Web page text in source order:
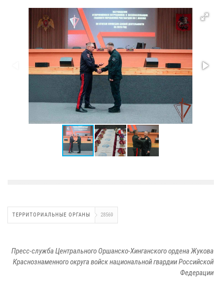
ТЕРРИТОРИАЛЬНЫЕ ОРГАНЫ 28569
Пресс-служба Центрального Оршанско-Хинганского ордена Жукова
Краснознаменного округа войск национальной гвардии Российской
Федерации